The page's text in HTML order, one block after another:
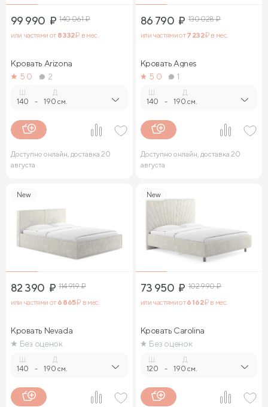
99 990 ₽ 140 061₽
или частями от 8 332₽ в мес.
Кровать Arizona
5.0
2
140 -
Д.
190 см.
Доступно онлайн, доставка 20
августа
86 790 ₽ 130 028₽
или частями от7 232₽ в мес.
Кровать Agnes
5.0
1
140 -
Д.
190 см.
Доступно онлайн, доставка 20
августа
New
82 390 ₽ 114 919₽
или частями от 6 865₽ в мес.
Кровать Nevada
Без оценок
140 -
Д.
190 см.
New
73 950 ₽ 102 990₽
или частями от6 162₽ в мес.
Кровать Carolina
Без оценок
120 -
Д.
190 см.